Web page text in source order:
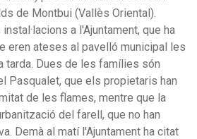
de Montbui (Vallès Oriental).
a l'Ajuntament, que ha
eren ateses al pavelló municipal les
tarda. Dues de les famílies són
Pasqualet, que els propietaris han
de les flames, mentre que la
del farell, que no han
Demà al matí l'Ajuntament ha citat